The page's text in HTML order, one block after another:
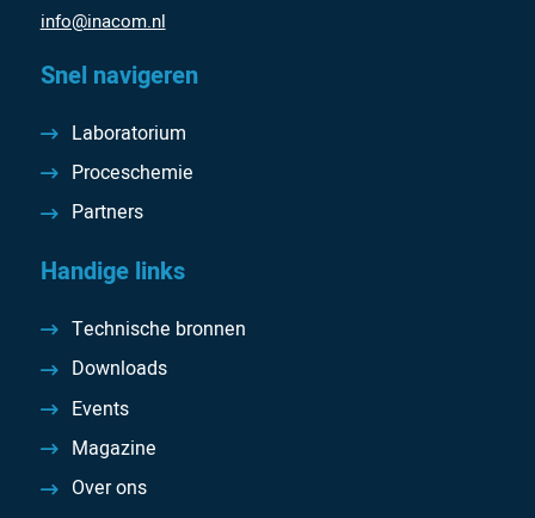
info@inacom.nl
Snel navigeren
Laboratorium
Proceschemie
Partners
Handige links
Technische bronnen
Downloads
Events
Magazine
Over ons